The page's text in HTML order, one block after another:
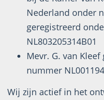
Nederland onder
geregistreerd
NL803205314B01
Mevr. G. van
nummer
Wij zijn actief in het